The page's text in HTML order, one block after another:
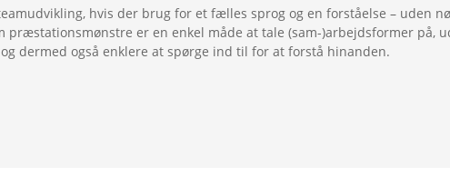
hvis der brug for et fælles sprog og en forståelse – uden
præstationsmønstre er en enkel måde at tale (sam-)arbejdsformer på,
dermed også enklere at spørge ind til for at forstå hinanden.